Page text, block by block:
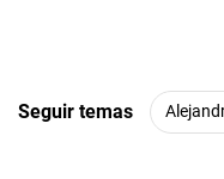
Seguir temas